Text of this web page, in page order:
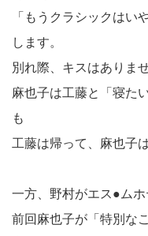
「もうクラシックはい
します。
別れ際、キスはありませ
麻也子は工藤と「寝た
も
工藤は帰って、麻也子
一方、野村がエス●ムホ
前回麻也子が「特別な